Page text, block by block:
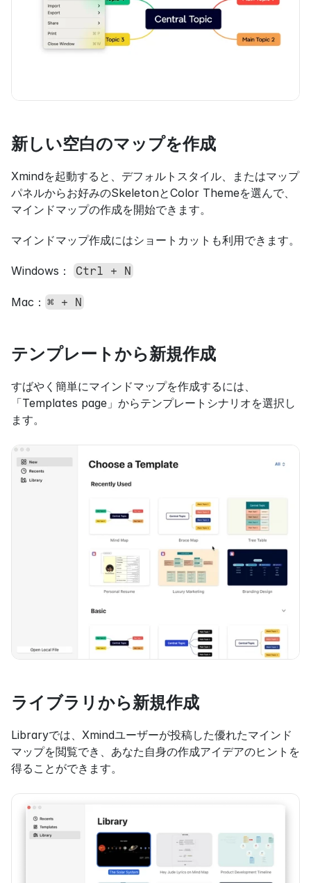
新しい空白のマップを作成
Xmindを起動すると、デフォルトスタイル、またはマップ
パネルからお好みのSkeletonとColor Themeを選んで、
マインドマップの作成を開始できます。
マインドマップ作成にはショートカットも利用できます。
Windows： Ctrl + N
Mac： ⌘ + N
テンプレートから新規作成
すばやく簡単にマインドマップを作成するには、
「Templates page」からテンプレートシナリオを選択し
ます。
ライブラリから新規作成
Libraryでは、Xmindユーザーが投稿した優れたマインド
マップを閲覧でき、あなた自身の作成アイデアのヒントを
得ることができます。